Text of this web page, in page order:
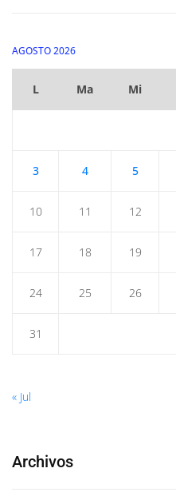
AGOSTO 2026
L Ma Mi
3 4 5
10 11 12
17 18 19
24 25 26
31
« Jul
Archivos